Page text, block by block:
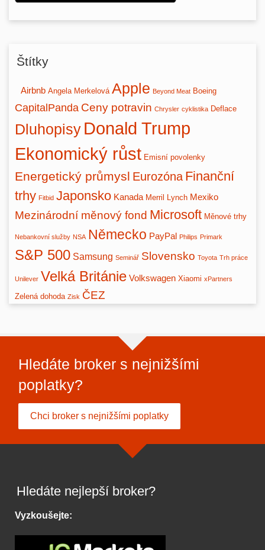
Štítky
Airbnb Angela Merkelová Apple Beyond Meat Boeing
CapitalPanda Ceny potravin Chrysler cyklistika Deflace
Dluhopisy Donald Trump
Ekonomický růst Emisní povolenky
Energetický průmysl Eurozóna Finanční
trhy Fitbid Japonsko Kanada Merril Lynch Mexiko
Mezinárodní měnový fond Microsoft Měnové trhy
Nebankovní služby NSA Německo PayPal Philips Primark
S&P 500 Samsung Seminář Slovensko Toyota Trh práce
Unilever Velká Británie Volkswagen Xiaomi xPartners
Zelená dohoda Zisk ČEZ
Hledáte broker s nejnižšími
poplatky?
Chci broker s nejnižšími poplatky
Hledáte nejlepší broker?
Vyzkoušejte: